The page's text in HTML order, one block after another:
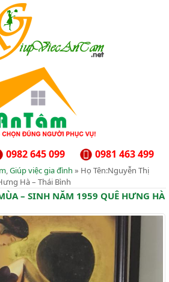
0981 463 499
0982 645 099
,Giúp việc gia đình » Họ Tên:Nguyễn Thị
Hà – Thái Bình
– SINH NĂM 1959 QUÊ HƯNG HÀ